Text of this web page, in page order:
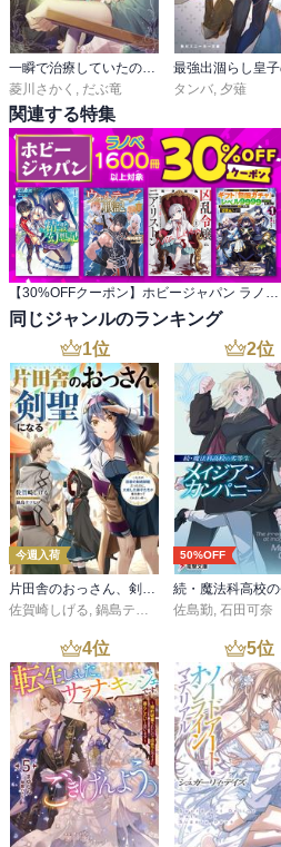
菱川さかく
だぶ竜
タンバ 夕薙
関連する特集
同じジャンルのランキング
1位
今週入荷
片田舎のおっさん、剣聖になる 11 ～ただの田舎の剣術師範だったのに、大成した弟子たちが俺を放ってくれない件～
佐賀崎しげる, 鍋島テツヒロ
2位
50%OFF
佐島勤, 石田可奈
4位 5位